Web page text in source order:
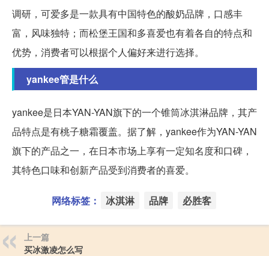
调研，可爱多是一款具有中国特色的酸奶品牌，口感丰
富，风味独特；而松堡王国和多喜爱也有着各自的特点和
优势，消费者可以根据个人偏好来进行选择。
yankee管是什么
yankee是日本YAN-YAN旗下的一个锥筒冰淇淋品牌，其产
品特点是有桃子糖霜覆盖。据了解，yankee作为YAN-YAN
旗下的产品之一，在日本市场上享有一定知名度和口碑，
其特色口味和创新产品受到消费者的喜爱。
网络标签： 冰淇淋 品牌 必胜客
上一篇
买冰激凌怎么写